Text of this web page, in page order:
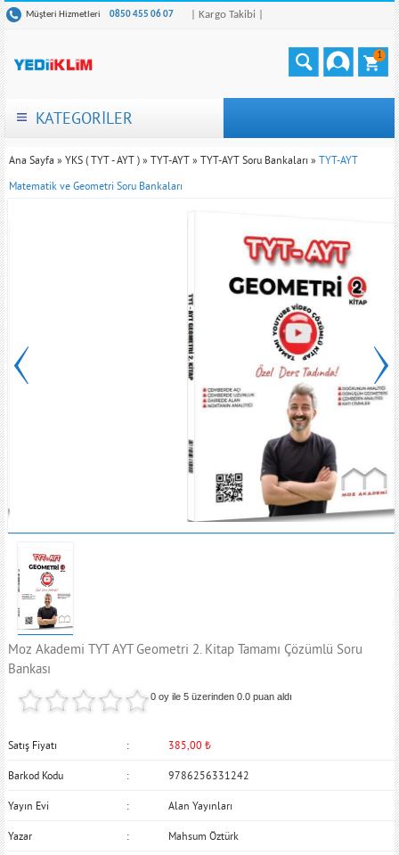
Müşteri Hizmetleri 0850 455 06 07 | Kargo Takibi |
1
KATEGORİLER
Ana Sayfa » YKS ( TYT - AYT ) » TYT-AYT » TYT-AYT Soru Bankaları » TYT-AYT
Matematik ve Geometri Soru Bankaları
Moz Akademi TYT AYT Geometri 2. Kitap Tamamı Çözümlü Soru
Bankası
0 oy ile 5 üzerinden0.0 puan aldı
Satış Fiyatı 385,00 ₺
Barkod Kodu 9786256331242
Yayın Evi Alan Yayınları
Yazar Mahsum Öztürk